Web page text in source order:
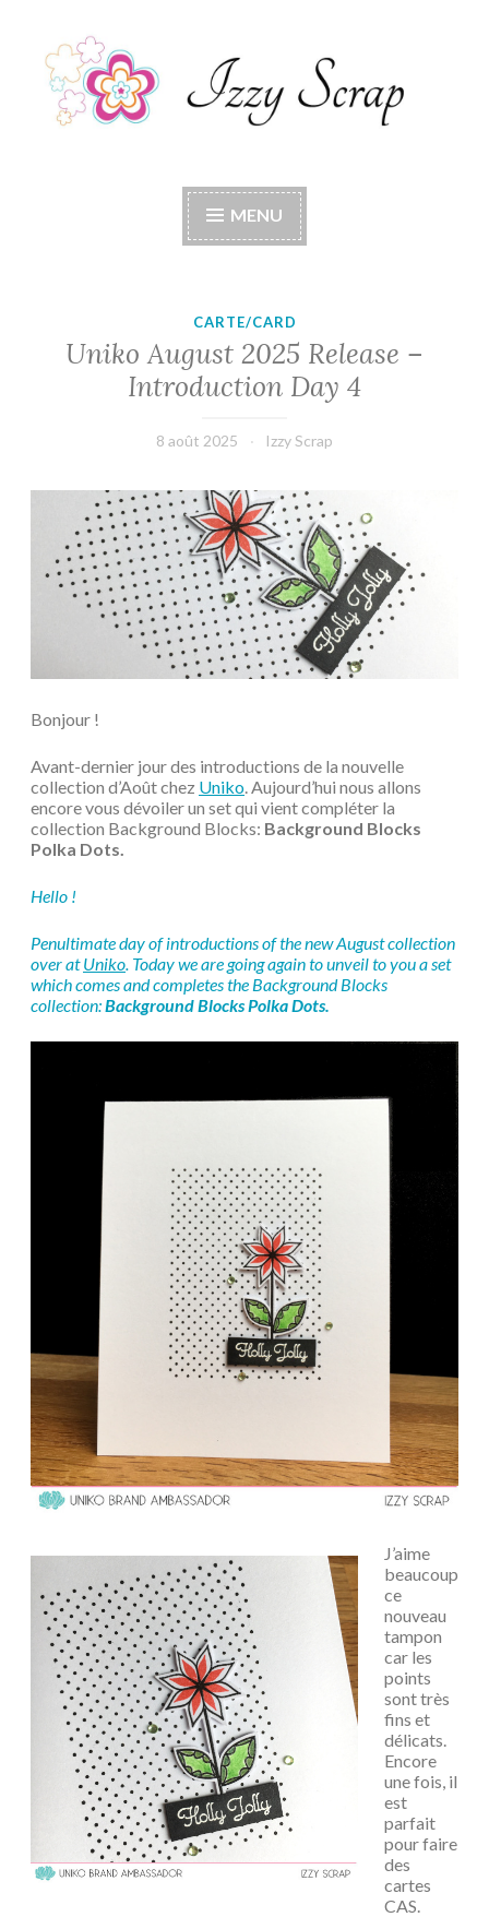
Accéder
au
contenu
principal
Izzy Scrap
MENU
CARTE/CARD
Uniko August 2025 Release –
Introduction Day 4
8 août 2025 Izzy Scrap
Bonjour !
Avant-dernier jour des introductions de la nouvelle
collection d’Août chez Uniko. Aujourd’hui nous allons
encore vous dévoiler un set qui vient compléter la
collection Background Blocks: Background Blocks
Polka Dots.
Hello !
Penultimate day of introductions of the new August collection
over atUniko. Today we are going again to unveil to you a set
which comes and completes the Background Blocks
collection:Background Blocks Polka Dots.
J’aime
beaucoup
ce
nouveau
tampon
car les
points
sont très
fins et
délicats.
Encore
une fois, il
est
parfait
pour faire
des
cartes
CAS.